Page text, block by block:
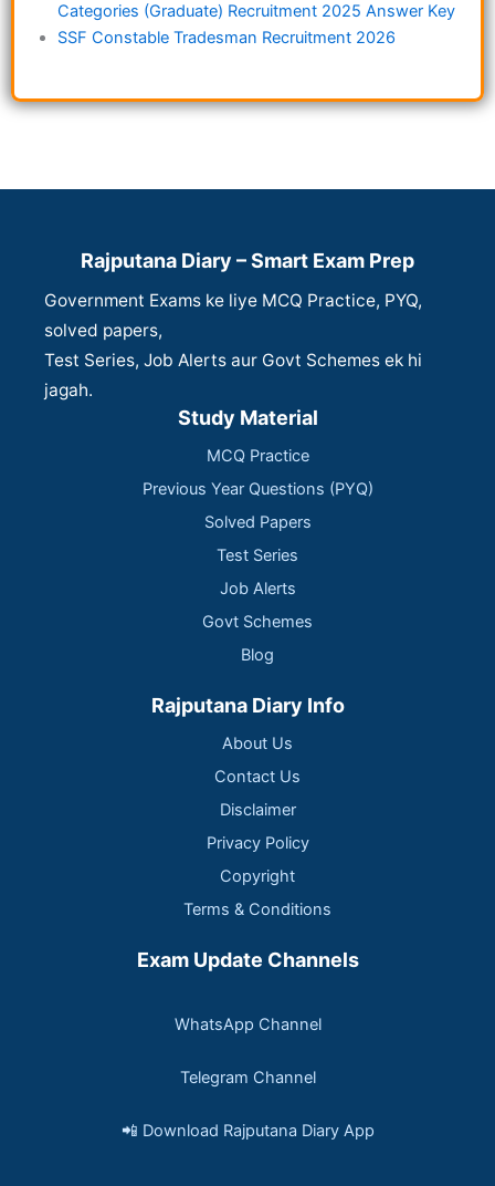
Categories (Graduate) Recruitment 2025 Answer Key
SSF Constable Tradesman Recruitment 2026
Rajputana Diary – Smart Exam Prep
Government Exams ke liye MCQ Practice, PYQ,
solved papers,
Test Series, Job Alerts aur Govt Schemes ek hi
jagah.
Study Material
MCQ Practice
Previous Year Questions (PYQ)
Solved Papers
Test Series
Job Alerts
Govt Schemes
Blog
Rajputana Diary Info
About Us
Contact Us
Disclaimer
Privacy Policy
Copyright
Terms & Conditions
Exam Update Channels
WhatsApp Channel
Telegram Channel
📲 Download Rajputana Diary App